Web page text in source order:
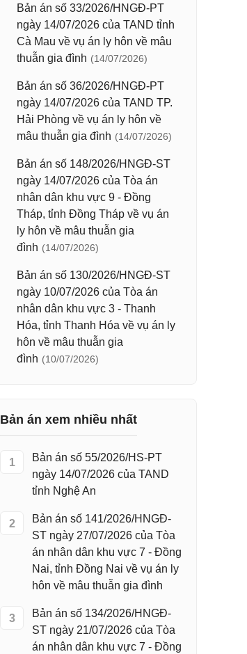
Bản án số 33/2026/HNGĐ-PT
ngày 14/07/2026 của TAND tỉnh
Cà Mau về vụ án ly hôn về mâu
thuẫn gia đình (14/07/2026)
Bản án số 36/2026/HNGĐ-PT
ngày 14/07/2026 của TAND TP.
Hải Phòng về vụ án ly hôn về
mâu thuẫn gia đình (14/07/2026)
Bản án số 148/2026/HNGĐ-ST
ngày 14/07/2026 của Tòa án
nhân dân khu vực 9 - Đồng
Tháp, tỉnh Đồng Tháp về vụ án
ly hôn về mâu thuẫn gia
đình (14/07/2026)
Bản án số 130/2026/HNGĐ-ST
ngày 10/07/2026 của Tòa án
nhân dân khu vực 3 - Thanh
Hóa, tỉnh Thanh Hóa về vụ án ly
hôn về mâu thuẫn gia
đình (10/07/2026)
Bản án xem nhiều nhất
1
Bản án số 55/2026/HS-PT
ngày 14/07/2026 của TAND
tỉnh Nghệ An
2
Bản án số 141/2026/HNGĐ-
ST ngày 27/07/2026 của Tòa
án nhân dân khu vực 7 - Đồng
Nai, tỉnh Đồng Nai về vụ án ly
hôn về mâu thuẫn gia đình
3
Bản án số 134/2026/HNGĐ-
ST ngày 21/07/2026 của Tòa
án nhân dân khu vực 7 - Đồng